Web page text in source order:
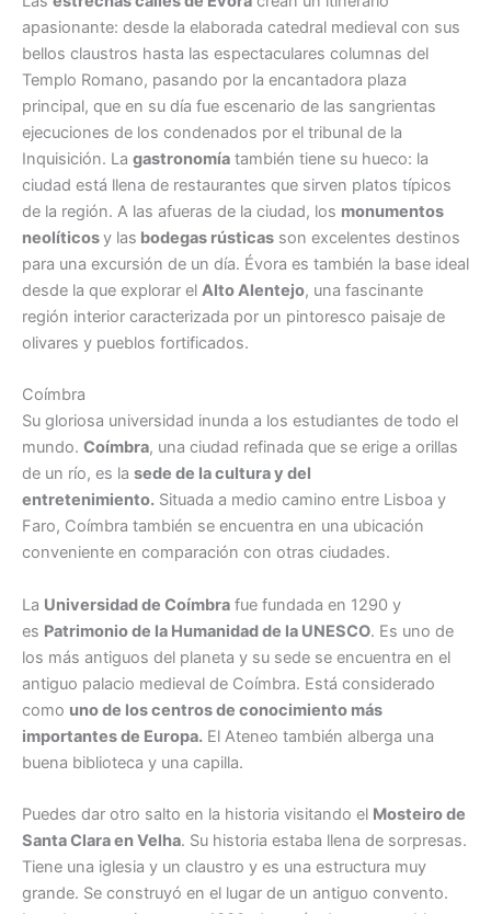
apasionante: desde la elaborada catedral medieval con sus
bellos claustros hasta las espectaculares columnas del
Templo Romano, pasando por la encantadora plaza
principal, que en su día fue escenario de las sangrientas
ejecuciones de los condenados por el tribunal de la
Inquisición. La gastronomía también tiene su hueco: la
ciudad está llena de restaurantes que sirven platos típicos
de la región. A las afueras de la ciudad, los monumentos
neolíticosy las bodegas rústicas son excelentes destinos
para una excursión de un día. Évora es también la base ideal
desde la que explorar el Alto Alentejo, una fascinante
región interior caracterizada por un pintoresco paisaje de
olivares y pueblos fortificados.
Coímbra
Su gloriosa universidad inunda a los estudiantes de todo el
mundo. Coímbra, una ciudad refinada que se erige a orillas
de un río, es la sede de la cultura y del
entretenimiento. Situada a medio camino entre Lisboa y
Faro, Coímbra también se encuentra en una ubicación
conveniente en comparación con otras ciudades.
La Universidad de Coímbra fue fundada en 1290 y
es Patrimonio de la Humanidad de la UNESCO. Es uno de
los más antiguos del planeta y su sede se encuentra en el
antiguo palacio medieval de Coímbra. Está considerado
como uno de los centros de conocimiento más
importantes de Europa. El Ateneo también alberga una
buena biblioteca y una capilla.
Puedes dar otro salto en la historia visitando el Mosteiro de
Santa Clara en Velha. Su historia estaba llena de sorpresas.
Tiene una iglesia y un claustro y es una estructura muy
grande. Se construyó en el lugar de un antiguo convento.